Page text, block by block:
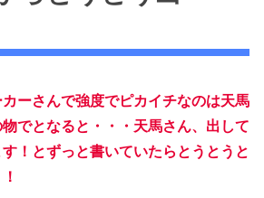
ーさんで強度でピカイチなのは天馬
でとなると・・・天馬さん、出して
！とずっと書いていたらとうとうと